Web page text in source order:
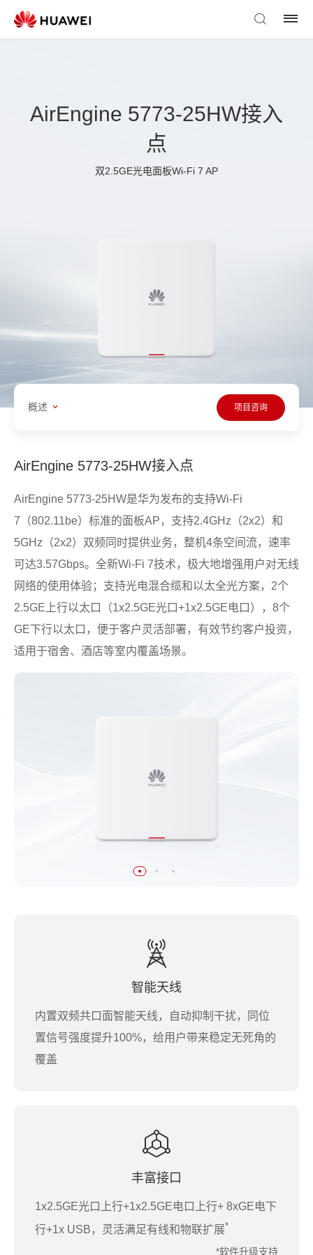
AirEngine 5773-25HW接入
点
双2.5GE光电面板Wi-Fi 7 AP
概述 项目咨询
AirEngine 5773-25HW接入点
AirEngine 5773-25HW是华为发布的支持Wi-Fi
7（802.11be）标准的面板AP，支持2.4GHz（2x2）和
5GHz（2x2）双频同时提供业务，整机4条空间流，速率
可达3.57Gbps。全新Wi-Fi 7技术，极大地增强用户对无线
网络的使用体验；支持光电混合缆和以太全光方案，2个
2.5GE上行以太口（1x2.5GE光口+1x2.5GE电口），8个
GE下行以太口，便于客户灵活部署，有效节约客户投资，
适用于宿舍、酒店等室内覆盖场景。
智能天线
内置双频共口面智能天线，自动抑制干扰，同位
置信号强度提升100%，给用户带来稳定无死角的
覆盖
丰富接口
1x2.5GE光口上行+1x2.5GE电口上行+ 8xGE电下
行+1x USB，灵活满足有线和物联扩展*
*软件升级支持